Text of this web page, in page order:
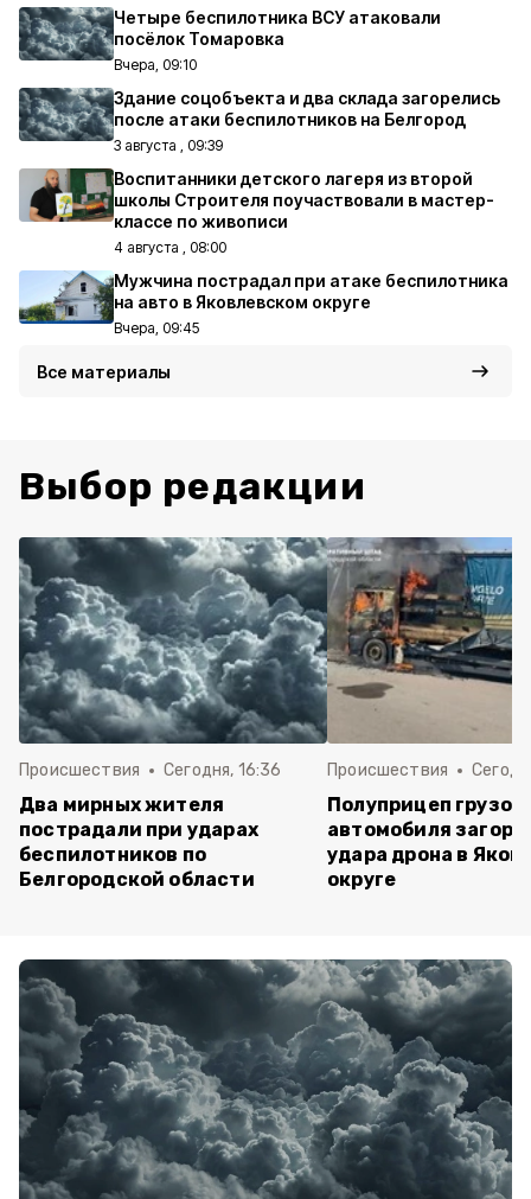
Четыре беспилотника ВСУ атаковали
посёлок Томаровка
Вчера, 09:10
Здание соцобъекта и два склада загорелись
после атаки беспилотников на Белгород
3 августа , 09:39
Воспитанники детского лагеря из второй
школы Строителя поучаствовали в мастер-
классе по живописи
4 августа , 08:00
Мужчина пострадал при атаке беспилотника
на авто в Яковлевском округе
Вчера, 09:45
Все материалы
Выбор редакции
Происшествия Сегодня, 16:36
Два мирных жителя
пострадали при ударах
беспилотников по
Белгородской области
Происшествия
Полуприцеп
автомобиля
удара дрона в
округе